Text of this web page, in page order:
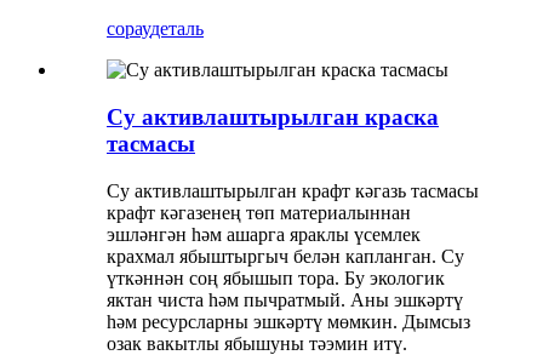
сораудеталь
Су активлаштырылган краска
тасмасы
Су активлаштырылган крафт кәгазь тасмасы
крафт кәгазенең төп материалыннан
эшләнгән һәм ашарга яраклы үсемлек
крахмал ябыштыргыч белән капланган. Су
үткәннән соң ябышып тора. Бу экологик
яктан чиста һәм пычратмый. Аны эшкәртү
һәм ресурсларны эшкәртү мөмкин. Дымсыз
озак вакытлы ябышуны тәэмин итү.